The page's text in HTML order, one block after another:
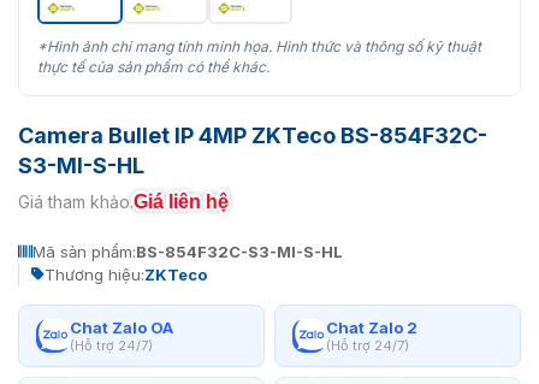
*Hình ảnh chỉ mang tính minh họa. Hình thức và thông số kỹ thuật
thực tế của sản phẩm có thể khác.
Camera Bullet IP 4MP ZKTeco BS-854F32C-
S3-MI-S-HL
Giá tham khảo:Giá liên hệ
Mã sản phẩm:BS-854F32C-S3-MI-S-HL
Thương hiệu:ZKTeco
Chat Zalo OA
(Hỗ trợ 24/7)
Chat Zalo 2
(Hỗ trợ 24/7)